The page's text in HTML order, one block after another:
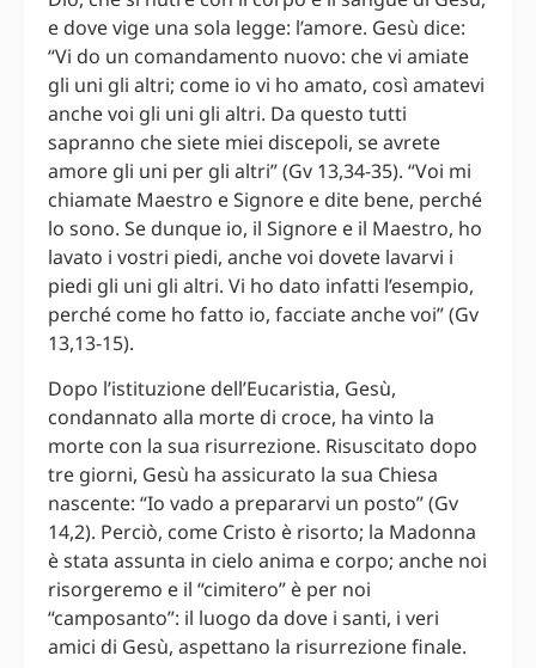
e dove vige una sola legge: l’amore. Gesù dice:
“Vi do un comandamento nuovo: che vi amiate
gli uni gli altri; come io vi ho amato, così amatevi
anche voi gli uni gli altri. Da questo tutti
sapranno che siete miei discepoli, se avrete
amore gli uni per gli altri” (Gv 13,34-35). “Voi mi
chiamate Maestro e Signore e dite bene, perché
lo sono. Se dunque io, il Signore e il Maestro, ho
lavato i vostri piedi, anche voi dovete lavarvi i
piedi gli uni gli altri. Vi ho dato infatti l’esempio,
perché come ho fatto io, facciate anche voi” (Gv
13,13-15).
Dopo l’istituzione dell’Eucaristia, Gesù,
condannato alla morte di croce, ha vinto la
morte con la sua risurrezione. Risuscitato dopo
tre giorni, Gesù ha assicurato la sua Chiesa
nascente: “Io vado a prepararvi un posto” (Gv
14,2). Perciò, come Cristo è risorto; la Madonna
è stata assunta in cielo anima e corpo; anche noi
risorgeremo e il “cimitero” è per noi
“camposanto”: il luogo da dove i santi, i veri
amici di Gesù, aspettano la risurrezione finale.